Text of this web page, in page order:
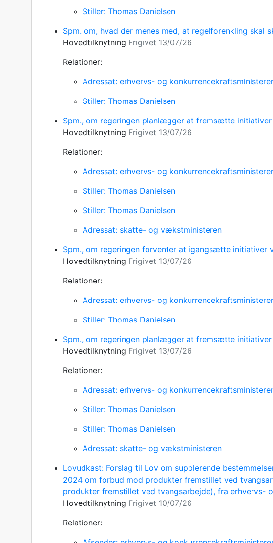
Stiller: Thomas Danielsen
Spm. om, hvad der menes med, at regelforenkling
Hovedtilknytning Frigivet 13/07/26
Relationer:
Adressat: erhvervs- og
Stiller: Thomas Danielsen
Spm., om regeringen planlægger at fremsætte
Hovedtilknytning Frigivet 13/07/26
Relationer:
Adressat: erhvervs- og
Stiller: Thomas Danielsen
Stiller: Thomas Danielsen
Adressat: skatte- og vækstministeren
Spm., om regeringen forventer at igangsætte initiativer
Hovedtilknytning Frigivet 13/07/26
Relationer:
Adressat: erhvervs- og
Stiller: Thomas Danielsen
Spm., om regeringen planlægger at fremsætte
Hovedtilknytning Frigivet 13/07/26
Relationer:
Adressat: erhvervs- og
Stiller: Thomas Danielsen
Stiller: Thomas Danielsen
Adressat: skatte- og vækstministeren
Lovudkast: Forslag til Lov om supplerende
2024 om forbud mod produkter fremstillet ved
produkter fremstillet ved tvangsarbejde), fra erhvervs-
Hovedtilknytning Frigivet 10/07/26
Relationer: